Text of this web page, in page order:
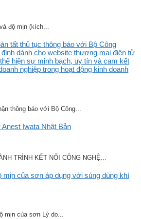
độ mịn (kích...
tất thủ tục thông báo với Bộ Công
dành cho website thương mại điện tử
hiện sự minh bạch, uy tín và cam kết
nghiệp trong hoạt động kinh doanh
thông báo với Bộ Công...
Iwata Nhật Bản
TRÌNH KẾT NỐI CÔNG NGHỆ...
mịn của sơn áp dụng với súng dùng khí
mịn của sơn Lý do...